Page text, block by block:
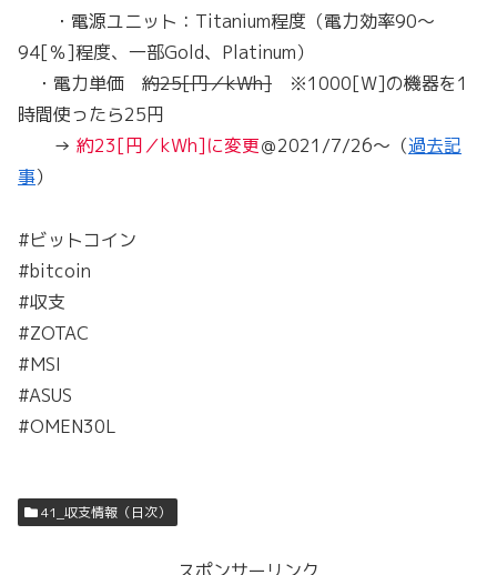
・電源ユニット：Titanium程度（電力効率90～
94[％]程度、一部Gold、Platinum）
・電力単価 約25[円／kWh] ※1000[W]の機器を1
時間使ったら25円
→ 約23[円／kWh]に変更＠2021/7/26～（過去記
事）
#ビットコイン
#bitcoin
#収支
#ZOTAC
#MSI
#ASUS
#OMEN30L
41_収支情報（日次）